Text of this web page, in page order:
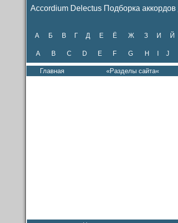
Accordium Delectus Подборка аккордов
А Б В Г Д Е Ё Ж З И Й
A B C D E F G H J
Главная «Разделы сайта«